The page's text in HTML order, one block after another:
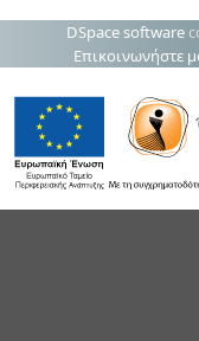
DSpace software
Επικοινωνήστε